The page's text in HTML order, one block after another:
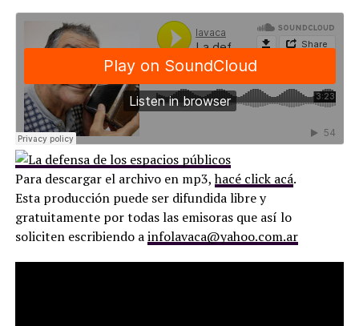
Para descargar el archivo en mp3,hacé click acá.
Esta producción puede ser difundida libre y
gratuitamente por todas las emisoras que así lo
soliciten escribiendo ainfolavaca@yahoo.com.ar